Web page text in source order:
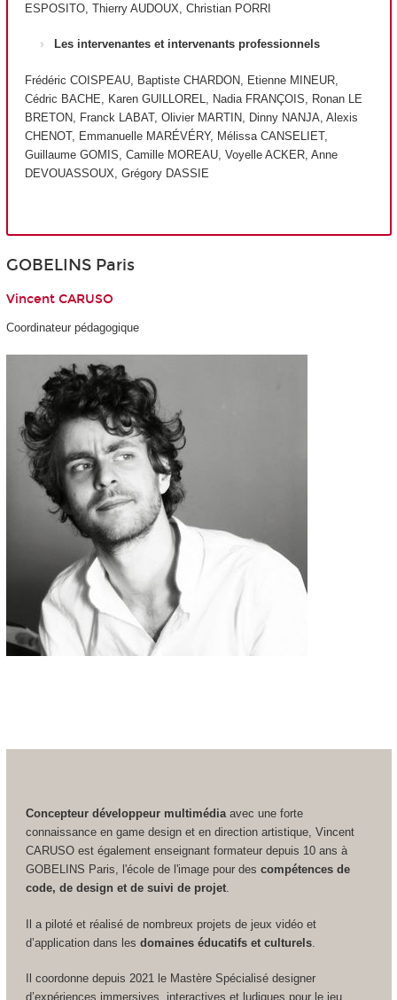
ESPOSITO, Thierry AUDOUX, Christian PORRI
Les intervenantes et intervenants professionnels
Frédéric COISPEAU, Baptiste CHARDON, Etienne MINEUR,
Cédric BACHE, Karen GUILLOREL, Nadia FRANÇOIS, Ronan LE
BRETON, Franck LABAT, Olivier MARTIN, Dinny NANJA, Alexis
CHENOT, Emmanuelle MARÉVÉRY, Mélissa CANSELIET,
Guillaume GOMIS, Camille MOREAU, Voyelle ACKER, Anne
DEVOUASSOUX, Grégory DASSIE
GOBELINS Paris
Vincent CARUSO
Coordinateur pédagogique
Concepteur développeur multimédiaavec une forte
connaissance en game design et en direction artistique, Vincent
CARUSO est également enseignant formateur depuis 10 ans à
GOBELINS Paris, l'école de l'image pour des compétences de
code, de design et de suivi de projet.
Il a piloté et réalisé de nombreux projets de jeux vidéo et
d’application dans les domaines éducatifs et culturels.
Il coordonne depuis 2021 le Mastère Spécialisé designer
d’expériences immersives, interactives et ludiques pour le jeu